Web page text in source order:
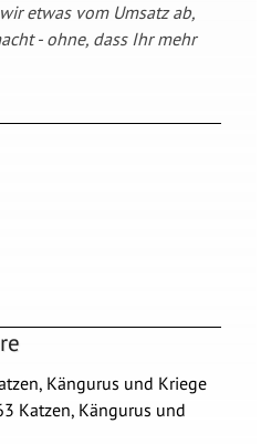
etwas vom Umsatz ab,
- ohne, dass Ihr mehr
Kängurus und Kriege
Katzen, Kängurus und